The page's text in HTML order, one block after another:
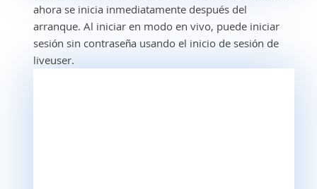
ahora se inicia inmediatamente después del
arranque. Al iniciar en modo en vivo, puede iniciar
sesión sin contraseña usando el inicio de sesión de
liveuser.